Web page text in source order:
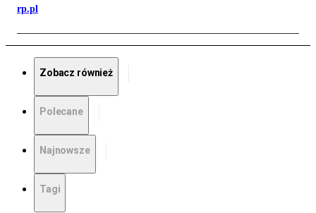
rp.pl
Zobacz również
Polecane
Najnowsze
Tagi